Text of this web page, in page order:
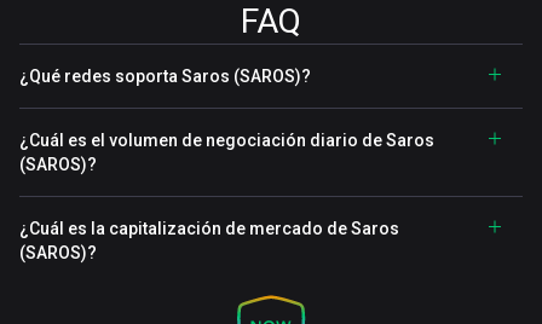
FAQ
¿Qué redes soporta Saros (SAROS)?
¿Cuál es el volumen de negociación diario de Saros
(SAROS)?
¿Cuál es la capitalización de mercado de Saros
(SAROS)?